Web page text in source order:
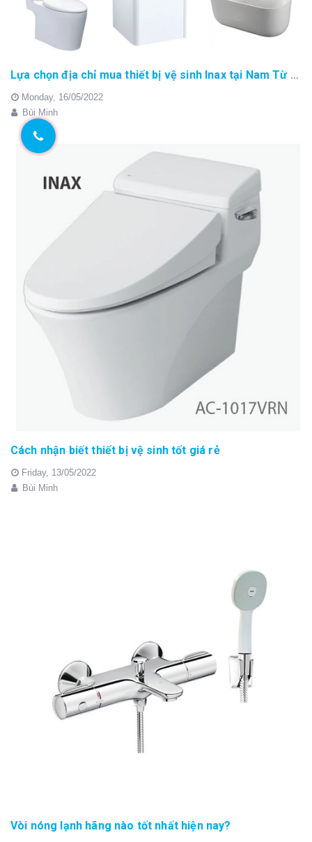
Lựa chọn địa chỉ mua thiết bị vệ sinh Inax tại Nam Từ Liêm
Monday, 16/05/2022
Bùi Minh
Cách nhận biết thiết bị vệ sinh tốt giá rẻ
Friday, 13/05/2022
Bùi Minh
Vòi nóng lạnh hãng nào tốt nhất hiện nay?